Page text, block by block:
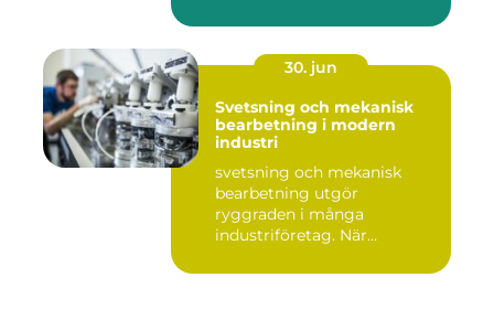
30. jun
Svetsning och mekanisk
bearbetning i modern
industri
svetsning och mekanisk
bearbetning utgör
ryggraden i många
industriföretag. När